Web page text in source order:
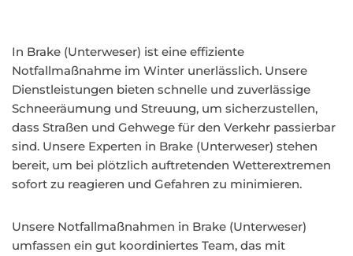
In Brake (Unterweser) ist eine effiziente
Notfallmaßnahme im Winter unerlässlich. Unsere
Dienstleistungen bieten schnelle und zuverlässige
Schneeräumung und Streuung, um sicherzustellen,
dass Straßen und Gehwege für den Verkehr passierbar
sind. Unsere Experten in Brake (Unterweser) stehen
bereit, um bei plötzlich auftretenden Wetterextremen
sofort zu reagieren und Gefahren zu minimieren.
Unsere Notfallmaßnahmen in Brake (Unterweser)
umfassen ein gut koordiniertes Team, das mit